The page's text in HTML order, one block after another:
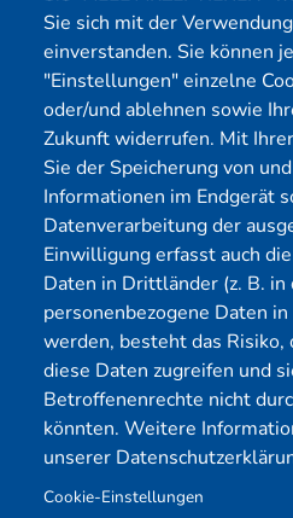
Sie sich mit der
einverstanden. Sie können
"Einstellungen" einzelne
oder/und ablehnen sowie
Zukunft widerrufen. Mit
Sie der Speicherung von
Informationen im Endgerät
Datenverarbeitung der
Einwilligung erfasst auch
Daten in Drittländer (z. B. in
personenbezogene Daten
werden, besteht das Risiko,
diese Daten zugreifen und
Betroffenenrechte nicht
könnten. Weitere
unserer
Cookie-Einstellungen
KMU CyberRisikoCheck
OT-Security
Physical Pentest
Über uns
Mitglied